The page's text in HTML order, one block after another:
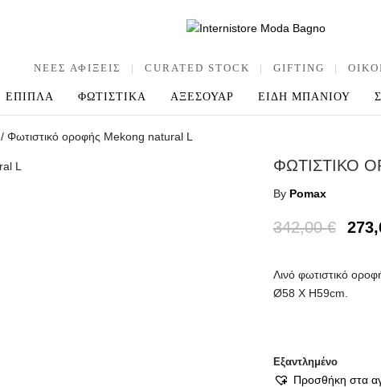
ΝΕΕΣ ΑΦΙΞΕΙΣ | CURATED STOCK | GIFTING |
ΕΠΙΠΛΑ ΦΩΤΙΣΤΙΚΑ ΑΞΕΣΟΥΑΡ ΕΙΔΗ ΜΠΑΝΙΟΥ
/ Φωτιστικό οροφής Mekong natural L
ΦΩΤΙΣΤΙΚΟ
By Pomax
342,00€
Λινό φωτιστικό
Ø58 Χ Η59cm.
Εξαντλημένο
Προσθήκη στα